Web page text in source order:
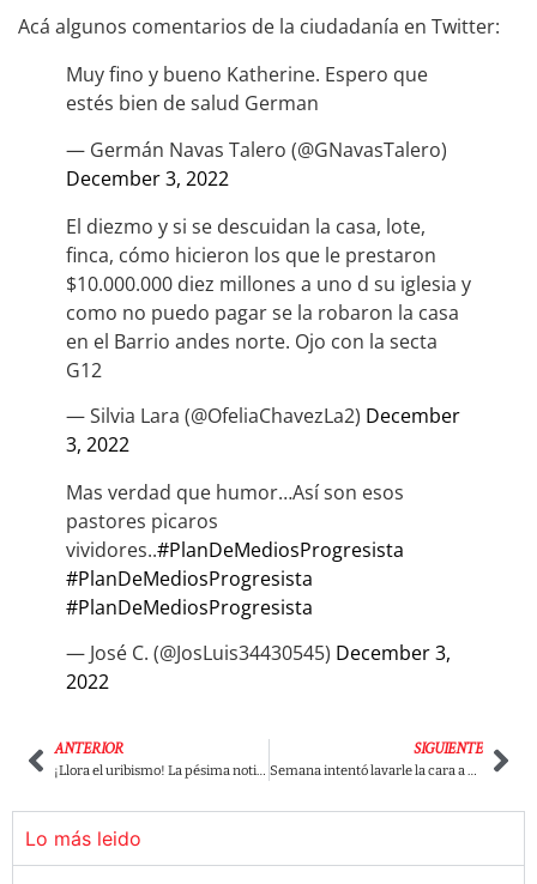
Acá algunos comentarios de la ciudadanía en Twitter:
Muy fino y bueno Katherine. Espero que
estés bien de salud German
— Germán Navas Talero (@GNavasTalero)
December 3, 2022
El diezmo y si se descuidan la casa, lote,
finca, cómo hicieron los que le prestaron
$10.000.000 diez millones a uno d su iglesia y
como no puedo pagar se la robaron la casa
en el Barrio andes norte. Ojo con la secta
G12
— Silvia Lara (@OfeliaChavezLa2) December
3, 2022
Mas verdad que humor…Así son esos
pastores picaros
vividores..#PlanDeMediosProgresista
#PlanDeMediosProgresista
#PlanDeMediosProgresista
— José C. (@JosLuis34430545) December 3,
2022
ANTERIOR
¡Llora el uribismo! La pésima noticia de RCN a Fernando Londoño y a su programa La Hora de la Verdad
SIGUIENTE
Semana intentó lavarle la cara a Barbosa pero Coronell arremetió con toda contra el fiscal
Lo más leido